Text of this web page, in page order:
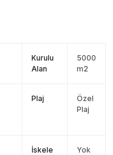
Kurulu
Alan
5000
m2
Plaj
Özel
Plaj
İskele Yok